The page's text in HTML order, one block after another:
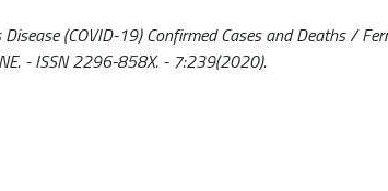
(COVID-19) Confirmed Cases and Deaths /
- ISSN 2296-858X. - 7:239(2020).